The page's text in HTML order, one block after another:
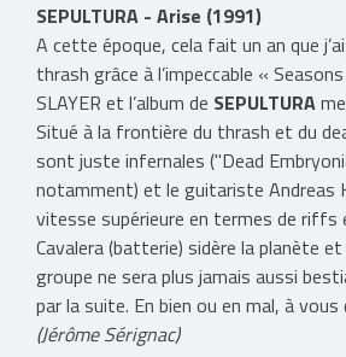
​SEPULTURA - Arise (1991)
A cette époque, cela fait un an que
thrash grâce à l’impeccable «
SLAYER et l’album de SEPULTURA
Situé à la frontière du thrash et du
sont juste infernales ("Dead
notamment) et le guitariste Andreas
vitesse supérieure en termes de riffs
Cavalera (batterie) sidère la planète
groupe ne sera plus jamais aussi
par la suite. En bien ou en mal, à vous
(Jérôme Sérignac)